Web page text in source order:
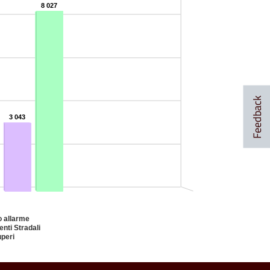
3 043
3 043
8 027
8 027
allarme
Stradali
Feedback